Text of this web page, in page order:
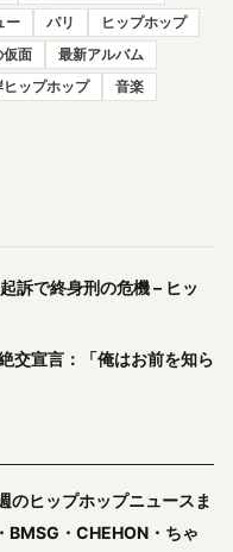
ー パリ
ヒップホップ
仮面
最新アルバム
ップホップ 音楽
訴で終身刑の危機 – ヒッ
交宣言：「俺はお前を知ら
ヒップホップニュースま
BMSG・CHEHON・ちゃ